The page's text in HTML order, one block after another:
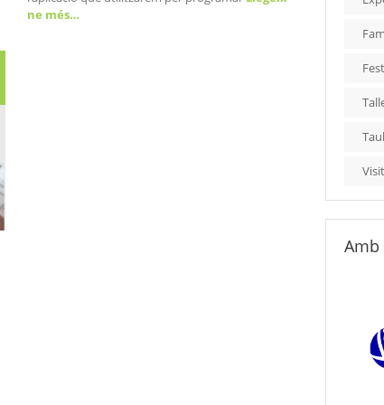
ne més…